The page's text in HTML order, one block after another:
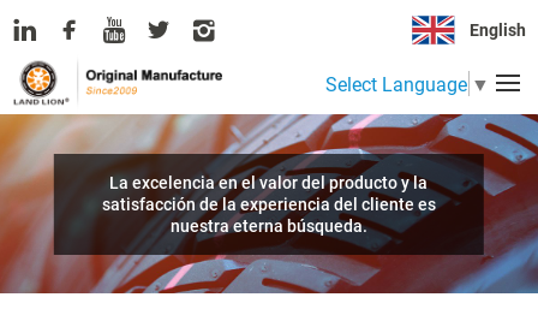
English
Select Language ▼
La excelencia en el valor del producto y la
satisfacción de la experiencia del cliente es
nuestra eterna búsqueda.